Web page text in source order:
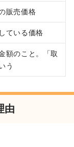
販売価格
ている価格
額のこと。「取
う
由